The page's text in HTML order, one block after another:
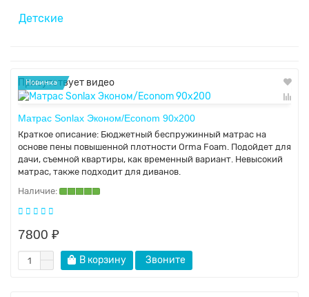
140x200
180x190
200x190
200x200
220x190
140x190
160x200
180x200
200x190
200x200
220x200
90x140
80x160
180x190 (200) см
Двуспальные кровати 200x200
Все аксессуары
Детские
Присутствует видео
Новинка
Матрас Sonlax Эконом/Econom 90x200
Краткое описание: Бюджетный беспружинный матрас на
основе пены повышенной плотности Orma Foam. Подойдет для
дачи, съемной квартиры, как временный вариант. Невысокий
матрас, также подходит для диванов.
7800 ₽
В корзину Звоните